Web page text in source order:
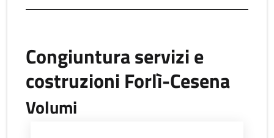
Congiuntura servizi e
costruzioni Forlì-Cesena
Volumi